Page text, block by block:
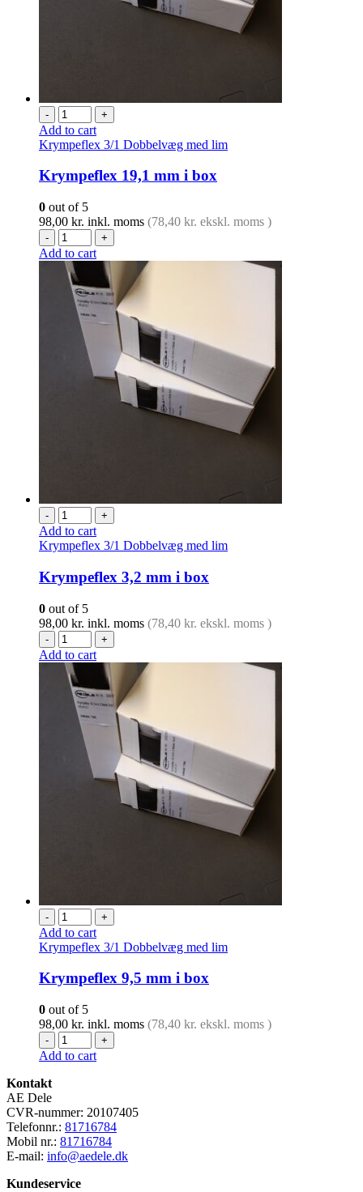
- +
Add to cart
Krympeflex 3/1 Dobbelvæg med lim
Krympeflex 19,1 mm i box
0 out of 5
98,00 kr. inkl. moms (78,40 kr. ekskl. moms )
- +
Add to cart
- +
Add to cart
Krympeflex 3/1 Dobbelvæg med lim
Krympeflex 3,2 mm i box
0 out of 5
98,00 kr. inkl. moms (78,40 kr. ekskl. moms )
- +
Add to cart
- +
Add to cart
Krympeflex 3/1 Dobbelvæg med lim
Krympeflex 9,5 mm i box
0 out of 5
98,00 kr. inkl. moms (78,40 kr. ekskl. moms )
- +
Add to cart
Kontakt
AE Dele
CVR-nummer: 20107405
Telefonnr.: 81716784
Mobil nr.: 81716784
E-mail: info@aedele.dk
Kundeservice